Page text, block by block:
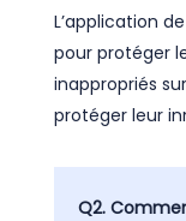
L’application
pour protéger
inappropriés
protéger leur
Q2.